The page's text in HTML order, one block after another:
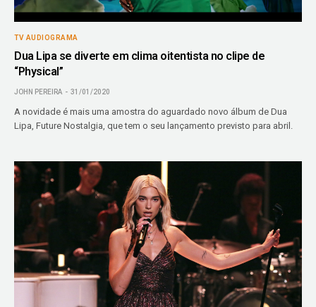
TV AUDIOGRAMA
Dua Lipa se diverte em clima oitentista no clipe de
“Physical”
JOHN PEREIRA 31/01/2020
A novidade é mais uma amostra do aguardado novo álbum de Dua
Lipa, Future Nostalgia, que tem o seu lançamento previsto para abril.